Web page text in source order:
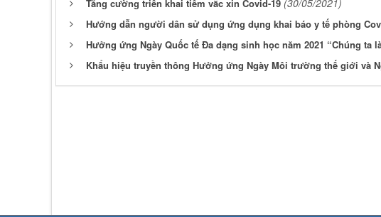
Tăng cường triển khai tiêm vắc xin Covid-19 (30/05/2021)
Hướng dẫn người dân sử dụng ứng dụng khai báo y tế phòng
Hưởng ứng Ngày Quốc tế Đa dạng sinh học năm 2021 “Chúng ta
Khẩu hiệu truyền thông Hưởng ứng Ngày Môi trường thế giới và